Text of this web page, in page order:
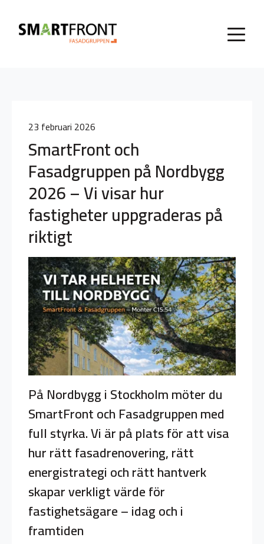
23 februari 2026
SmartFront och
Fasadgruppen på Nordbygg
2026 – Vi visar hur
fastigheter uppgraderas på
riktigt
På Nordbygg i Stockholm möter du
SmartFront och Fasadgruppen med
full styrka. Vi är på plats för att visa
hur rätt fasadrenovering, rätt
energistrategi och rätt hantverk
skapar verkligt värde för
fastighetsägare – idag och i
framtiden